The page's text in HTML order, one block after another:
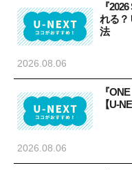
『
れる？
法
2026.08.06
『
【U-
2026.08.06